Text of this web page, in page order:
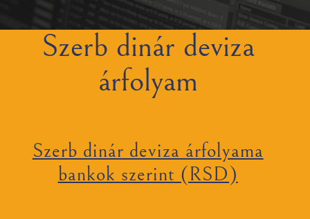
Szerb dinár deviza
árfolyam
Szerb dinár deviza árfolyama
bankok szerint (RSD)